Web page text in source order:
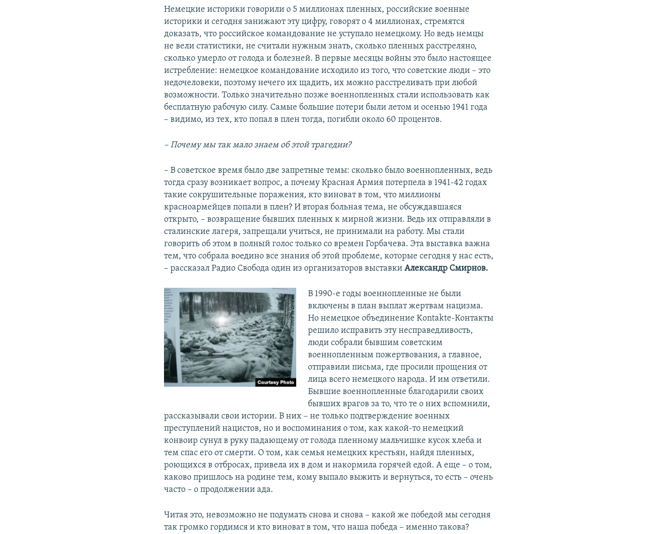
Немецкие историки говорили о 5 миллионах пленных, российские военные
историки и сегодня занижают эту цифру, говорят о 4 миллионах, стремятся
доказать, что российское командование не уступало немецкому. Но ведь немцы
не вели статистики, не считали нужным знать, сколько пленных расстреляно,
сколько умерло от голода и болезней. В первые месяцы войны это было настоящее
истребление: немецкое командование исходило из того, что советские люди – это
недочеловеки, поэтому нечего их щадить, их можно расстреливать при любой
возможности. Только значительно позже военнопленных стали использовать как
бесплатную рабочую силу. Самые большие потери были летом и осенью 1941 года
– видимо, из тех, кто попал в плен тогда, погибли около 60 процентов.
– Почему мы так мало знаем об этой трагедии?
– В советское время было две запретные темы: сколько было военнопленных, ведь
тогда сразу возникает вопрос, а почему Красная Армия потерпела в 1941-42 годах
такие сокрушительные поражения, кто виноват в том, что миллионы
красноармейцев попали в плен? И вторая больная тема, не обсуждавшаяся
открыто, – возвращение бывших пленных к мирной жизни. Ведь их отправляли в
сталинские лагеря, запрещали учиться, не принимали на работу. Мы стали
говорить об этом в полный голос только со времен Горбачева. Эта выставка важна
тем, что собрала воедино все знания об этой проблеме, которые сегодня у нас есть,
– рассказал Радио Свобода один из организаторов выставкиАлександр Смирнов.
В 1990-е годы военнопленные не были
включены в план выплат жертвам нацизма.
Но немецкое объединение Kontakte-Контакты
решило исправить эту несправедливость,
люди собрали бывшим советским
военнопленным пожертвования, а главное,
отправили письма, где просили прощения от
лица всего немецкого народа. И им ответили.
Бывшие военнопленные благодарили своих
бывших врагов за то, что те о них вспомнили,
рассказывали свои истории. В них – не только подтверждение военных
преступлений нацистов, но и воспоминания о том, как какой-то немецкий
конвоир сунул в руку падающему от голода пленному мальчишке кусок хлеба и
тем спас его от смерти. О том, как семья немецких крестьян, найдя пленных,
роющихся в отбросах, привела их в дом и накормила горячей едой. А еще – о том,
каково пришлось на родине тем, кому выпало выжить и вернуться, то есть – очень
часто – о продолжении ада.
Читая это, невозможно не подумать снова и снова – какой же победой мы сегодня
так громко гордимся и кто виноват в том, что наша победа – именно такова?